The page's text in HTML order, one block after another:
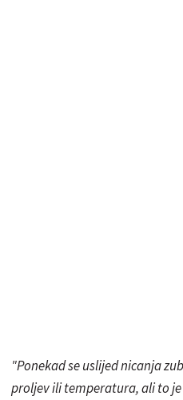
"Ponekad se uslijed nicanja
proljev ili temperatura, ali to